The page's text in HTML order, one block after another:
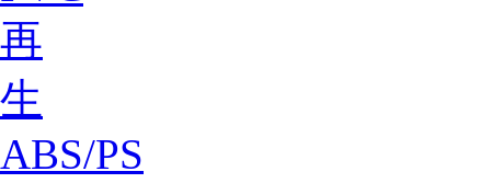
再
生
ABS/PS